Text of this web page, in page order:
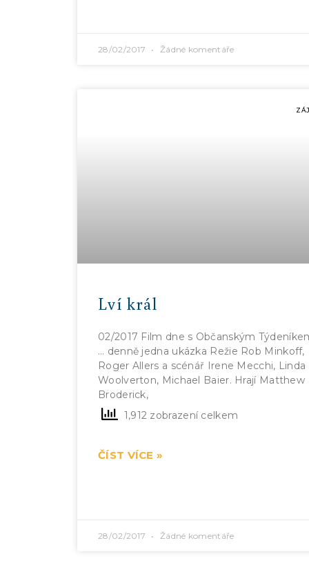
28/02/2017 Žádné komentáře
Lví král
02/2017 Film dne s Občanským
… denně jedna ukázka Režie Rob Minkoff,
Roger Allers a scénář Irene Mecchi, Linda
Woolverton, Michael Baier. Hrají Matthew
Broderick,
1,912 zobrazení celkem
ČÍST VÍCE »
28/02/2017 Žádné komentáře